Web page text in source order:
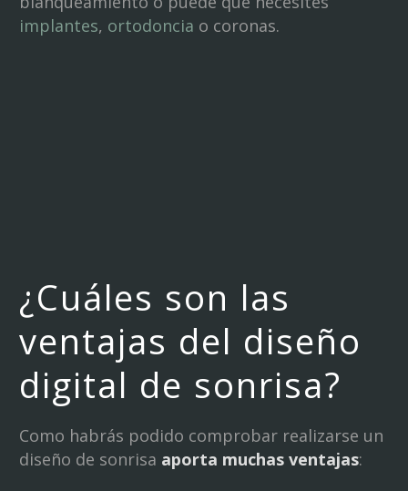
implantes, ortodoncia o coronas.
¿Cuáles son las
ventajas del diseño
digital de sonrisa?
Como habrás podido comprobar realizarse un
diseño de sonrisa aporta muchas ventajas: